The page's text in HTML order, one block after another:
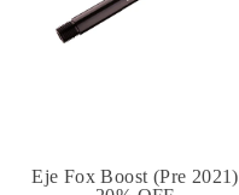
Eje Fox Boost (Pre 2021)